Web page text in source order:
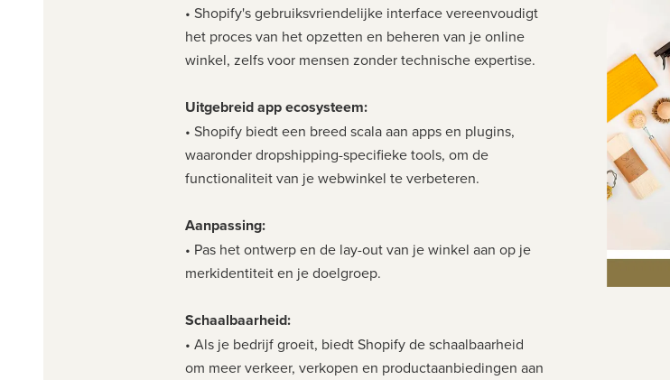
• Shopify's gebruiksvriendelijke interface vereenvoudigt
het proces van het opzetten en beheren van je online
winkel, zelfs voor mensen zonder technische expertise.
Uitgebreid app ecosysteem:
• Shopify biedt een breed scala aan apps en plugins,
waaronder dropshipping-specifieke tools, om de
functionaliteit van je webwinkel te verbeteren.
Aanpassing:
• Pas het ontwerp en de lay-out van je winkel aan op je
merkidentiteit en je doelgroep.
Schaalbaarheid:
• Als je bedrijf groeit, biedt Shopify de schaalbaarheid
om meer verkeer, verkopen en productaanbiedingen aan